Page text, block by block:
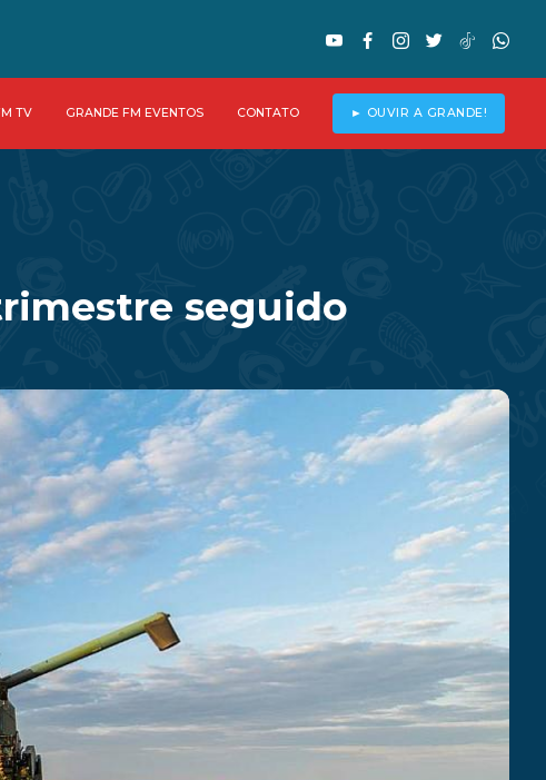
TV GRANDE FM EVENTOS CONTATO ► OUVIR A GRANDE!
seguido